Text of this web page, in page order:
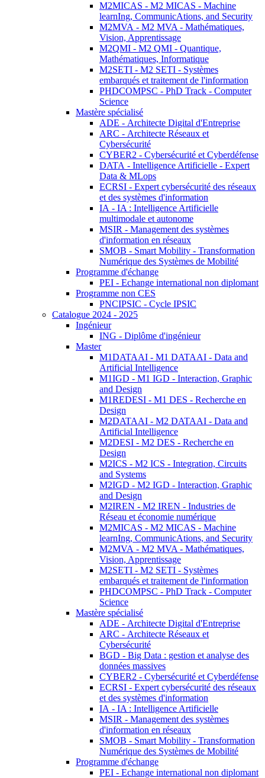
M2MICAS - M2 MICAS - Machine
learnIng, CommunicAtions, and Security
M2MVA - M2 MVA - Mathématiques,
Vision, Apprentissage
M2QMI - M2 QMI - Quantique,
Mathématiques, Informatique
M2SETI - M2 SETI - Systèmes
embarqués et traitement de l'information
PHDCOMPSC - PhD Track - Computer
Science
Mastère spécialisé
ADE - Architecte Digital d'Entreprise
ARC - Architecte Réseaux et
Cybersécurité
CYBER2 - Cybersécurité et Cyberdéfense
DATA - Intelligence Artificielle - Expert
Data & MLops
ECRSI - Expert cybersécurité des réseaux
et des systèmes d'information
IA - IA : Intelligence Artificielle
multimodale et autonome
MSIR - Management des systèmes
d'information en réseaux
SMOB - Smart Mobility - Transformation
Numérique des Systèmes de Mobilité
Programme d'échange
PEI - Echange international non diplomant
Programme non CES
PNCIPSIC - Cycle IPSIC
Catalogue 2024 - 2025
Ingénieur
ING - Diplôme d'ingénieur
Master
M1DATAAI - M1 DATAAI - Data and
Artificial Intelligence
M1IGD - M1 IGD - Interaction, Graphic
and Design
M1REDESI - M1 DES - Recherche en
Design
M2DATAAI - M2 DATAAI - Data and
Artificial Intelligence
M2DESI - M2 DES - Recherche en
Design
M2ICS - M2 ICS - Integration, Circuits
and Systems
M2IGD - M2 IGD - Interaction, Graphic
and Design
M2IREN - M2 IREN - Industries de
Réseau et économie numérique
M2MICAS - M2 MICAS - Machine
learnIng, CommunicAtions, and Security
M2MVA - M2 MVA - Mathématiques,
Vision, Apprentissage
M2SETI - M2 SETI - Systèmes
embarqués et traitement de l'information
PHDCOMPSC - PhD Track - Computer
Science
Mastère spécialisé
ADE - Architecte Digital d'Entreprise
ARC - Architecte Réseaux et
Cybersécurité
BGD - Big Data : gestion et analyse des
données massives
CYBER2 - Cybersécurité et Cyberdéfense
ECRSI - Expert cybersécurité des réseaux
et des systèmes d'information
IA - IA : Intelligence Artificielle
MSIR - Management des systèmes
d'information en réseaux
SMOB - Smart Mobility - Transformation
Numérique des Systèmes de Mobilité
Programme d'échange
PEI - Echange international non diplomant